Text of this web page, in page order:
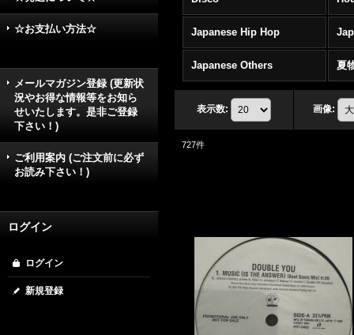
☆お支払い方法☆
メールマガジン登録 (更新状
況やお得な情報等をお知ら
せいたします。是非ご登録
下さい！)
ご利用案内 (ご注文前に必ず
お読み下さい！)
ログイン
ログイン
新規登録
Japanese Hip Hop
Japanese Others 夏
表示数: 画像:
727件